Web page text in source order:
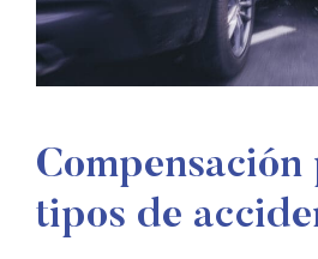
Compensación
tipos de